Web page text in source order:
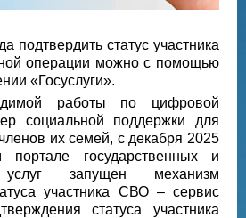
подтвердить статус участника
операции можно с помощью
«Госуслуги».
работы по цифровой
социальной поддержки для
их семей, с декабря 2025
государственных и
услуг запущен механизм
участника СВО – сервис
статуса участника